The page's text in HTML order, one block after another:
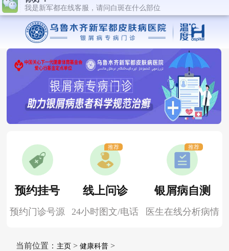
预约挂号
预约门诊号源
线上问诊
24小时图文/电话
推荐
银屑病自测
医生在线分析病情
推荐
当前位置： 主页> 健康科普>